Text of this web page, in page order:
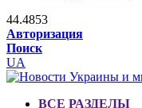
44.4853
Авторизация
Поиск
UA
ВСЕ РАЗДЕЛЫ